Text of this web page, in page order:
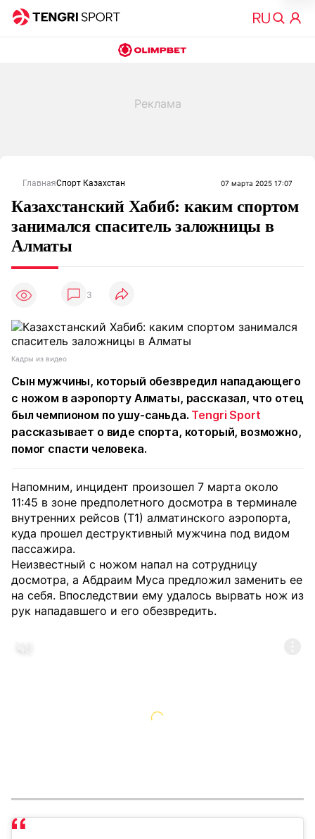
ГлавнаяСпорт Казахстан 07 марта 2025 17:07
Казахстанский Хабиб: каким спортом
занимался спаситель заложницы в
Алматы
3
Кадры из видео
Сын мужчины, который обезвредил нападающего
с ножом в аэропорту Алматы, рассказал, что отец
был чемпионом по ушу-саньда. Tengri Sport
рассказывает о виде спорта, который, возможно,
помог спасти человека.
Напомним, инцидент произошел 7 марта около
11:45 в зоне предполетного досмотра в терминале
внутренних рейсов (Т1) алматинского аэропорта,
куда прошел деструктивный мужчина под видом
пассажира.
Неизвестный с ножом напал на сотрудницу
досмотра, а Абдраим Муса предложил заменить ее
на себя. Впоследствии ему удалось вырвать нож из
рук нападавшего и его обезвредить.